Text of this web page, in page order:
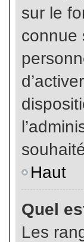
sur le
connue
Haut
Quel
Les